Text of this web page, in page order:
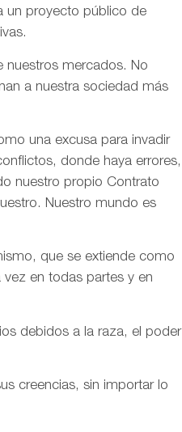
un proyecto público de
nuestros mercados. No
a nuestra sociedad más
una excusa para invadir
donde haya errores,
nuestro propio Contrato
Nuestro mundo es
que se extiende como
en todas partes y en
debidos a la raza, el poder
creencias, sin importar lo